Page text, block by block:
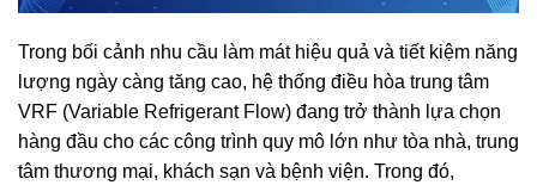
Trong bối cảnh nhu cầu làm mát hiệu quả và tiết kiệm năng
lượng ngày càng tăng cao, hệ thống điều hòa trung tâm
VRF (Variable Refrigerant Flow) đang trở thành lựa chọn
hàng đầu cho các công trình quy mô lớn như tòa nhà, trung
tâm thương mại, khách sạn và bệnh viện. Trong đó,